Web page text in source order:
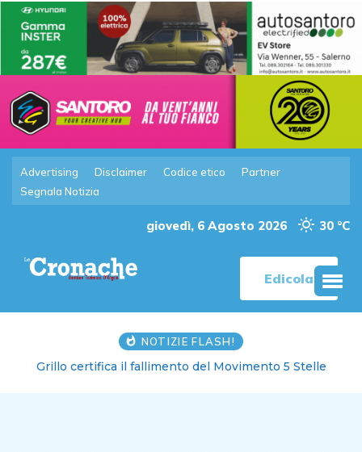
Advertising Disclaimer Codice etico
Partner
Segnala Notizia
giovedì, 6 Agosto 2026 30 °C
Edicola
NOTIZIE FLASH!
Grillo certifica il fallimento del Movimento 5 Stelle